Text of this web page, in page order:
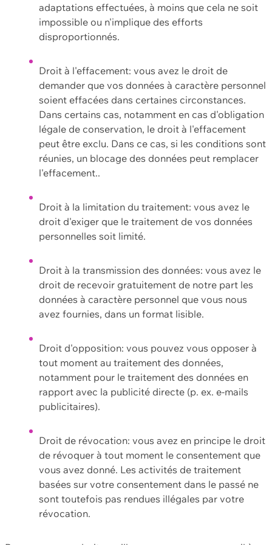
adaptations effectuées, à moins que cela ne soit
impossible ou n'implique des efforts
disproportionnés.
Droit à l'effacement: vous avez le droit de
demander que vos données à caractère personnel
soient effacées dans certaines circonstances.
Dans certains cas, notamment en cas d'obligation
légale de conservation, le droit à l'effacement
peut être exclu. Dans ce cas, si les conditions sont
réunies, un blocage des données peut remplacer
l'effacement..
Droit à la limitation du traitement: vous avez le
droit d'exiger que le traitement de vos données
personnelles soit limité.
Droit à la transmission des données: vous avez le
droit de recevoir gratuitement de notre part les
données à caractère personnel que vous nous
avez fournies, dans un format lisible.
Droit d'opposition: vous pouvez vous opposer à
tout moment au traitement des données,
notamment pour le traitement des données en
rapport avec la publicité directe (p. ex. e-mails
publicitaires).
Droit de révocation: vous avez en principe le droit
de révoquer à tout moment le consentement que
vous avez donné. Les activités de traitement
basées sur votre consentement dans le passé ne
sont toutefois pas rendues illégales par votre
révocation.